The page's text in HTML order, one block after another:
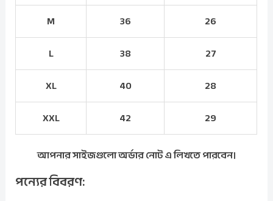
M
36
26
L
38
27
XL
40
28
XXL
42 29
আপনার সাইজগুলো অর্ডার নোট এ লিখতে পারবেন।
পন্যের বিবরণ: